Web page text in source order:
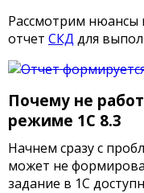
Рассмотрим нюансы
отчет СКД для
Почему не
режиме 1С 8.3
Начнем сразу с
может не
задание в 1С